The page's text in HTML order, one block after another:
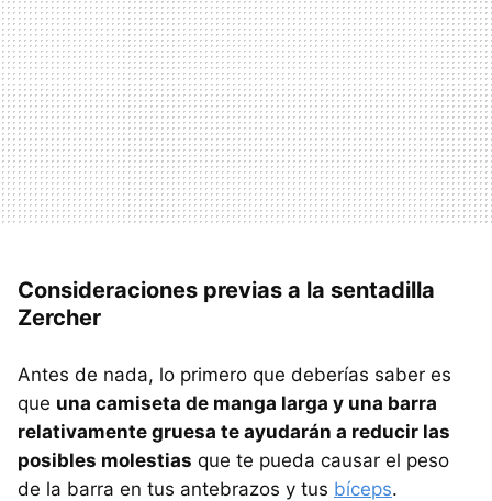
Consideraciones previas a la sentadilla
Zercher
Antes de nada, lo primero que deberías saber es
que una camiseta de manga larga y una barra
relativamente gruesa te ayudarán a reducir las
posibles molestias que te pueda causar el peso
de la barra en tus antebrazos y tus bíceps.